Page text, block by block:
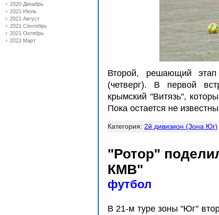
2020 Декабрь
2021 Июль
2021 Август
2021 Сентябрь
2021 Октябрь
2022 Март
Второй, решающий
(четверг). В первой
крымский "Витязь",
Пока остается не
Категория: 2й дивизион (Зона Юг)
"Ротор"
КМВ"
футбол
В 21-м туре зоны "Юг"